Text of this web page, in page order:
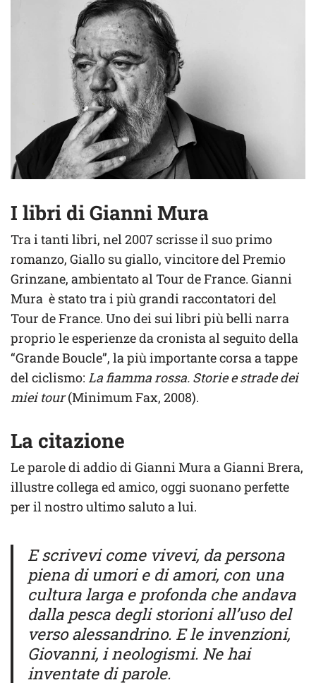
I libri di Gianni Mura
Tra i tanti libri, nel 2007 scrisse il suo primo
romanzo, Giallo su giallo, vincitore del Premio
Grinzane, ambientato al Tour de France. Gianni
Mura è stato tra i più grandi raccontatori del
Tour de France. Uno dei sui libri più belli narra
proprio le esperienze da cronista al seguito della
“Grande Boucle”, la più importante corsa a tappe
del ciclismo: La fiamma rossa. Storie e strade dei
miei tour(Minimum Fax, 2008).
La citazione
Le parole di addio di Gianni Mura a Gianni Brera,
illustre collega ed amico, oggi suonano perfette
per il nostro ultimo saluto a lui.
E scrivevi come vivevi, da persona
piena di umori e di amori, con una
cultura larga e profonda che andava
dalla pesca degli storioni all’uso del
verso alessandrino. E le invenzioni,
Giovanni, i neologismi. Ne hai
inventate di parole.